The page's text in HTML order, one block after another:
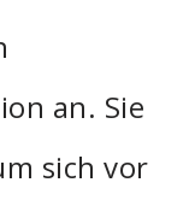
an. Sie
sich vor